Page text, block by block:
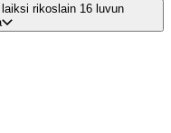
rikoslain 16 luvun